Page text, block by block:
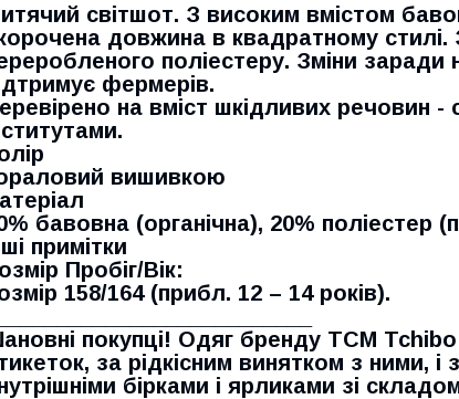
світшот. З високим вмістом
довжина в квадратному стилі.
поліестеру. Зміни
фермерів.
на вміст шкідливих речовин
вишивкою
бавовна (органічна), 20% поліестер
примітки
Пробіг/Вік:
158/164 (прибл. 12 – 14 років).
покупці! Одяг бренду TCM
за рідкісним винятком з ними, і
бірками і ярликами зі